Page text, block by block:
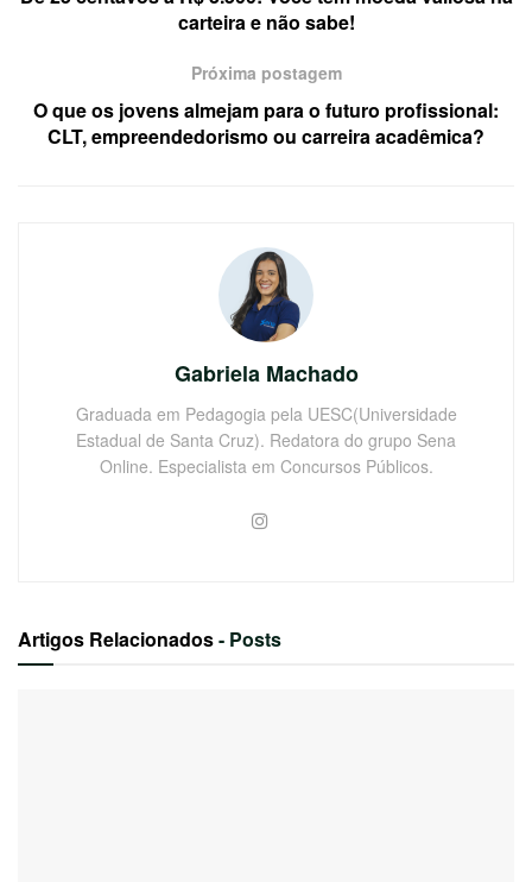
carteira e não sabe!
Próxima postagem
O que os jovens almejam para o futuro profissional:
CLT, empreendedorismo ou carreira acadêmica?
Gabriela Machado
Graduada em Pedagogia pela UESC(Universidade
Estadual de Santa Cruz). Redatora do grupo Sena
Online. Especialista em Concursos Públicos.
Artigos Relacionados- Posts